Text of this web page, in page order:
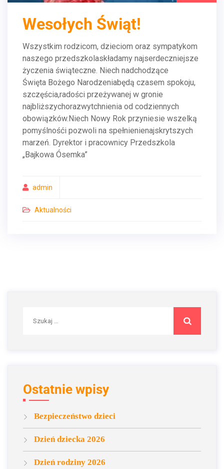
Wesołych Świąt!
Wszystkim rodzicom, dzieciom oraz sympatykom
naszego przedszkolaskładamy najserdeczniejsze
życzenia świąteczne. Niech nadchodzące
Święta Bożego Narodzeniabędą czasem spokoju,
szczęścia,radości przeżywanej w gronie
najbliższychorazwytchnienia od codziennych
obowiązków.Niech Nowy Rok przyniesie wszelką
pomyślnośći pozwoli na spełnienienajskrytszych
marzeń. Dyrektor i pracownicy Przedszkola
„Bajkowa Ósemka”
admin
Aktualności
Ostatnie wpisy
Bezpieczeństwo dzieci
Dzień dziecka 2026
Dzień rodziny 2026